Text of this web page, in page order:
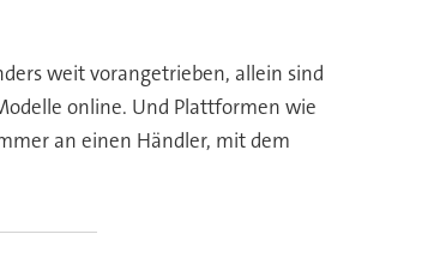
weit vorangetrieben, allein sind
online. Und Plattformen wie
an einen Händler, mit dem